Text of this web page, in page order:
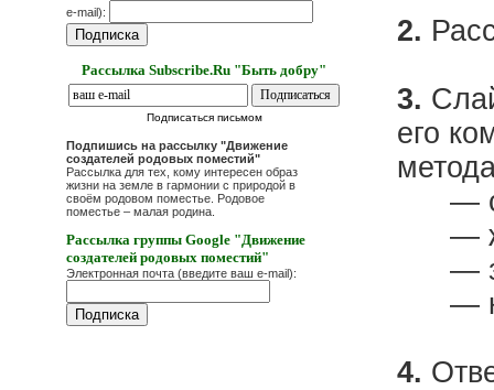
e-mail):
Рассылка Subscribe.Ru "Быть добру"
Подписаться письмом
Подпишись на рассылку "Движение
создателей родовых поместий"
Рассылка для тех, кому интересен образ
жизни на земле в гармонии с природой в
своём родовом поместье. Родовое
поместье – малая родина.
Рассылка группы Google "Движение
создателей родовых поместий"
Электронная почта (введите ваш e-mail):
2.
3.
его
—
—
—
—
4.